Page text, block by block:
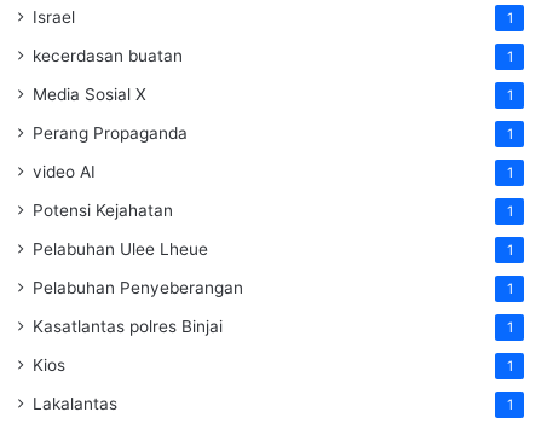
Israel 1
kecerdasan buatan 1
Media Sosial X 1
Perang Propaganda 1
video AI 1
Potensi Kejahatan 1
Pelabuhan Ulee Lheue 1
Pelabuhan Penyeberangan 1
Kasatlantas polres Binjai 1
Kios 1
Lakalantas 1